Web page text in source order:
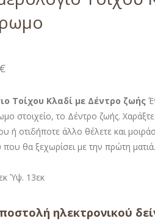
€
Τοίχου Κλαδί με Δέντρο ζωής
στοιχείο, το Δέντρο ζωής. Χαράξτε
ή οτιδήποτε άλλο θέλετε και
θα ξεχωρίσει με την πρώτη ματιά.
Ύψ. 13εκ
ηλεκτρονικού